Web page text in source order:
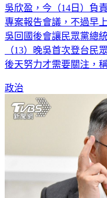
吳欣盈，今（14日）負
專案報告會議，不過早
吳回國後會讓民眾黨總
（13）晚吳首次登台民
後天努力才需要關注，
政治